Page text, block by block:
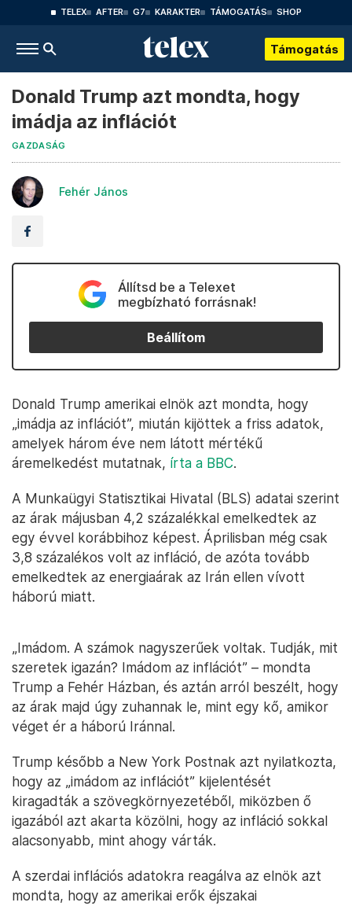
TELEX AFTER G7 KARAKTER TÁMOGATÁS SHOP
Támogatás
Donald Trump azt mondta, hogy
imádja az inflációt
GAZDASÁG
Fehér János
Állítsd be a Telexet
megbízható forrásnak!
Beállítom
Donald Trump amerikai elnök azt mondta, hogy
„imádja az inflációt”, miután kijöttek a friss adatok,
amelyek három éve nem látott mértékű
áremelkedést mutatnak, írta a BBC.
A Munkaügyi Statisztikai Hivatal (BLS) adatai szerint
az árak májusban 4,2 százalékkal emelkedtek az
egy évvel korábbihoz képest. Áprilisban még csak
3,8 százalékos volt az infláció, de azóta tovább
emelkedtek az energiaárak az Irán ellen vívott
háború miatt.
„Imádom. A számok nagyszerűek voltak. Tudják, mit
szeretek igazán? Imádom az inflációt” – mondta
Trump a Fehér Házban, és aztán arról beszélt, hogy
az árak majd úgy zuhannak le, mint egy kő, amikor
véget ér a háború Iránnal.
Trump később a New York Postnak azt nyilatkozta,
hogy az „imádom az inflációt” kijelentését
kiragadták a szövegkörnyezetéből, miközben ő
igazából azt akarta közölni, hogy az infláció sokkal
alacsonyabb, mint ahogy várták.
A szerdai inflációs adatokra reagálva az elnök azt
mondta, hogy az amerikai erők éjszakai